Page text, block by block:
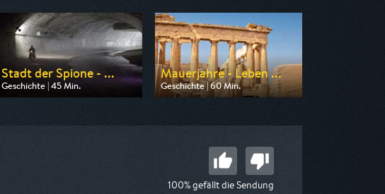
Stadt der Spione - ...
Geschichte | 45 Min.
Ausgestrahlt von 3sat
Mauerjahre - Leben ...
Geschichte | 60 Min.
Ausgestrahlt von Phoenix
100% gefällt die Sendung